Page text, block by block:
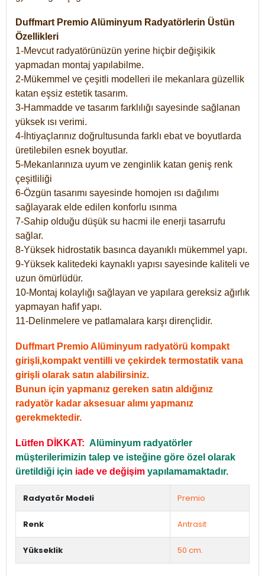
Duffmart Premio Alüminyum Radyatörlerin Üstün
Özellikleri
1-Mevcut radyatörünüzün yerine hiçbir değişikik
yapmadan montaj yapılabilme.
2-Mükemmel ve çeşitli modelleri ile mekanlara güzellik
katan eşsiz estetik tasarım.
3-Hammadde ve tasarım farklılığı sayesinde sağlanan
yüksek ısı verimi.
4-İhtiyaçlarınız doğrultusunda farklı ebat ve boyutlarda
üretilebilen esnek boyutlar.
5-Mekanlarınıza uyum ve zenginlik katan geniş renk
çeşitliliği
6-Özgün tasarımı sayesinde homojen ısı dağılımı
sağlayarak elde edilen konforlu ısınma
7-Sahip olduğu düşük su hacmi ile enerji tasarrufu
sağlar.
8-Yüksek hidrostatik basınca dayanıklı mükemmel yapı.
9-Yüksek kalitedeki kaynaklı yapısı sayesinde kaliteli ve
uzun ömürlüdür.
10-Montaj kolaylığı sağlayan ve yapılara gereksiz ağırlık
yapmayan hafif yapı.
11-Delinmelere ve patlamalara karşı dirençlidir.
Duffmart Premio Alüminyum radyatörü kompakt
girişli,kompakt ventilli ve çekirdek termostatik vana
girişli olarak satın alabilirsiniz.
Bunun için yapmanız gereken satın aldığınız
radyatör kadar aksesuar alımı yapmanız
gerekmektedir.
Lütfen DİKKAT: Alüminyum radyatörler
müşterilerimizin talep ve isteğine göre özel olarak
üretildiği için iade ve değişim yapılamamaktadır.
Radyatör Modeli Premio
Renk Antrasit
Yükseklik 50 cm.